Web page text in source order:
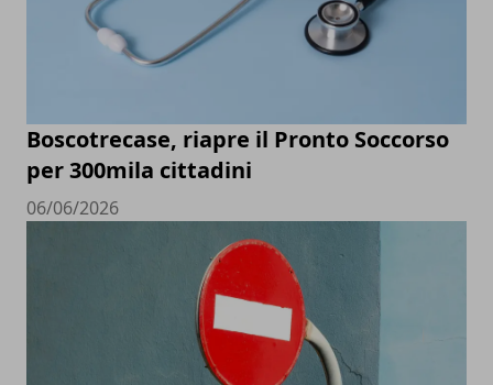
Boscotrecase, riapre il Pronto Soccorso
per 300mila cittadini
06/06/2026